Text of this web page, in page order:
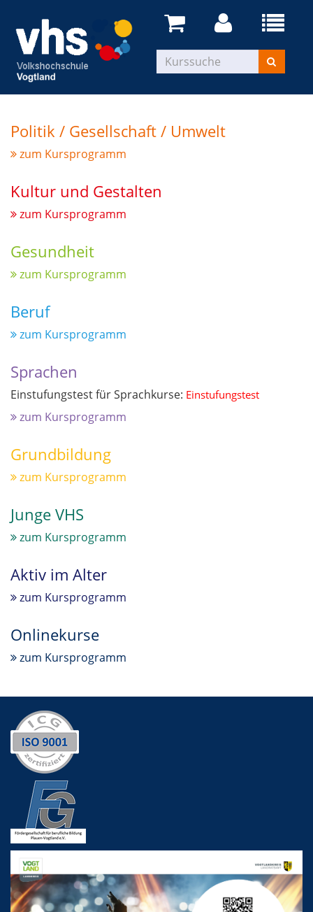
Politik / Gesellschaft / Umwelt
zum Kursprogramm
Kultur und Gestalten
zum Kursprogramm
Gesundheit
zum Kursprogramm
Beruf
zum Kursprogramm
Sprachen
Einstufungstest für Sprachkurse: Einstufungstest
zum Kursprogramm
Grundbildung
zum Kursprogramm
Junge VHS
zum Kursprogramm
Aktiv im Alter
zum Kursprogramm
Onlinekurse
zum Kursprogramm